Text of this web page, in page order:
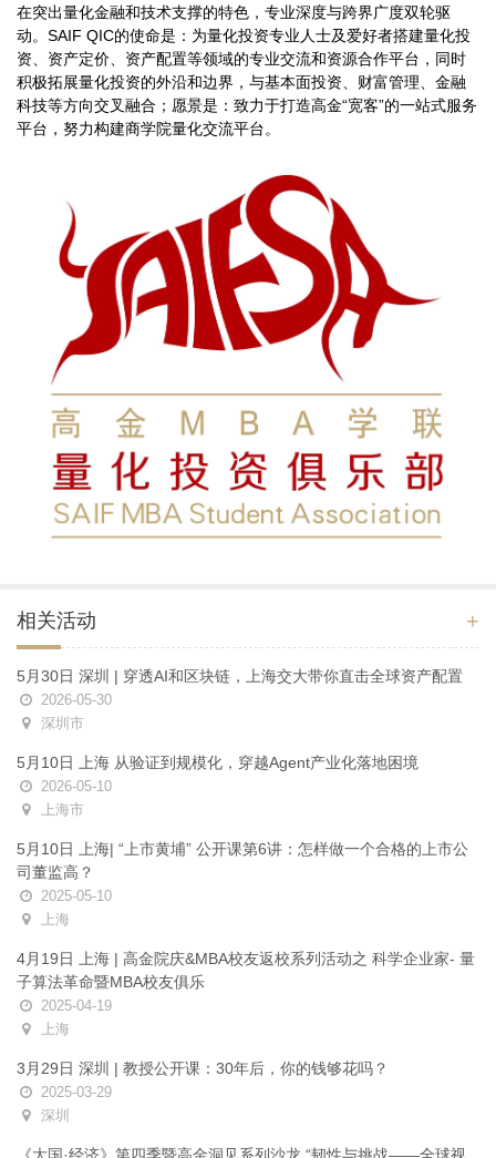
在突出量化金融和技术支撑的特色，专业深度与跨界广度双轮驱
动。SAIF QIC的使命是：为量化投资专业人士及爱好者搭建量化投
资、资产定价、资产配置等领域的专业交流和资源合作平台，同时
积极拓展量化投资的外沿和边界，与基本面投资、财富管理、金融
科技等方向交叉融合；愿景是：致力于打造高金“宽客”的一站式服务
平台，努力构建商学院量化交流平台。
相关活动 +
5月30日 深圳 | 穿透AI和区块链，上海交大带你直击全球资产配置
2026-05-30
深圳市
5月10日 上海 从验证到规模化，穿越Agent产业化落地困境
2026-05-10
上海市
5月10日 上海| “上市黄埔” 公开课第6讲：怎样做一个合格的上市公
司董监高？
2025-05-10
上海
4月19日 上海 | 高金院庆&MBA校友返校系列活动之 科学企业家- 量
子算法革命暨MBA校友俱乐
2025-04-19
上海
3月29日 深圳 | 教授公开课：30年后，你的钱够花吗？
2025-03-29
深圳